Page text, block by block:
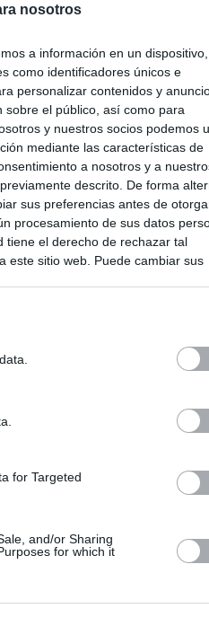
nosotros
a información en un
como identificadores únicos e
personalizar contenidos y
sobre el público, así como para
y nuestros socios podemos
mediante las características de
a nosotros y a
descrito. De forma
sus preferencias antes de
procesamiento de sus datos
tiene el derecho de rechazar tal
este sitio web. Puede cambiar sus
for Targeted
and/or Sharing
for which it